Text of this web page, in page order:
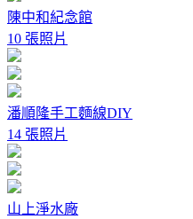
陳中和紀念館
10 張照片
潘順隆手工麵線DIY
14 張照片
山上淨水廠